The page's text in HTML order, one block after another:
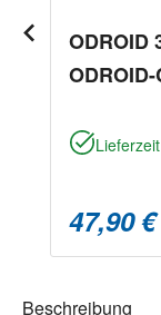
ODROID
ODROID-
47,90 €
Beschreibung